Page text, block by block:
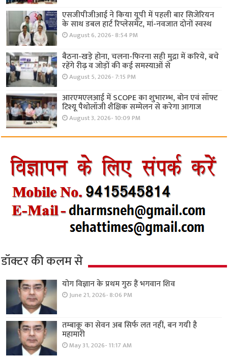
एसजीपीजीआई ने किया यूपी में पहली बार सिजेरियन
के साथ डबल हार्ट रिप्लेसमेंट, मां-नवजात दोनों स्वस्थ
August 6, 2026- 8:54 PM
बैठना-खड़े होना, चलना-फिरना सही मुद्रा में करिये, बचे
रहेंगे रीढ़ व जोड़ों की कई समस्याओं से
August 5, 2026- 7:15 PM
आरएमएलआई में SCOPE का शुभारम्भ, बोन एवं सॉफ्ट
टिश्यू पैथोलॉजी शैक्षिक सम्मेलन से करेगा आगाज
August 3, 2026- 10:09 PM
डॉक्टर की कलम से
योग विज्ञान के प्रथम गुरु हैं भगवान शिव
June 21, 2026- 8:06 PM
तम्बाकू का सेवन अब सिर्फ लत नहीं, बन गयी है
महामारी
May 31, 2026- 11:17 AM